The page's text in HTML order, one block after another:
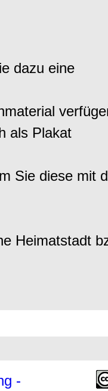
dazu eine
als Plakat
Sie diese mit
Heimatstadt
-